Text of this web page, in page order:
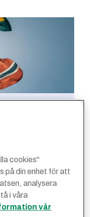
bolag
Nordic
för att stå
ny standard
med inköp
cookies"
på din enhet för att
analysera
i våra
vår